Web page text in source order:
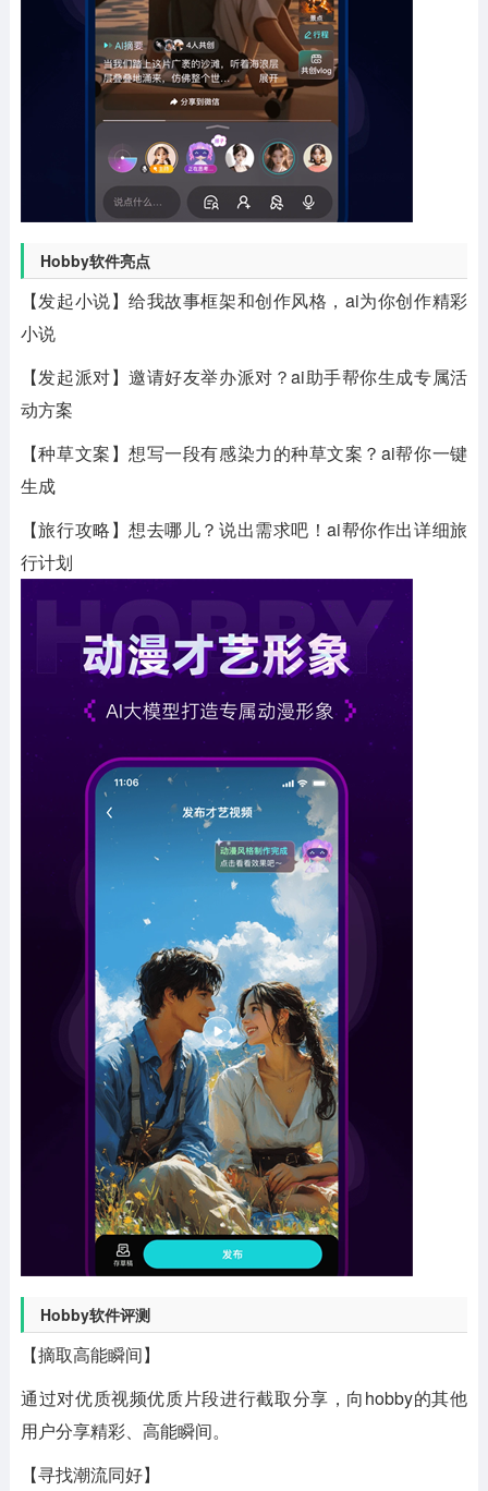
Hobby软件亮点
【发起小说】给我故事框架和创作风格，ai为你创作精彩
小说
【发起派对】邀请好友举办派对？ai助手帮你生成专属活
动方案
【种草文案】想写一段有感染力的种草文案？ai帮你一键
生成
【旅行攻略】想去哪儿？说出需求吧！ai帮你作出详细旅
行计划
Hobby软件评测
【摘取高能瞬间】
通过对优质视频优质片段进行截取分享，向hobby的其他
用户分享精彩、高能瞬间。
【寻找潮流同好】